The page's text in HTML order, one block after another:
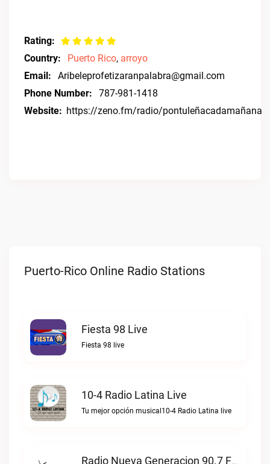
Rating:
Country:
Puerto Rico, arroyo
Email:
Aribeleprofetizaranpalabra@gmail.com
Phone Number:
787-981-1418
Website: https://zeno.fm/radio/pontuleñacadamañana
Puerto-Rico Online Radio Stations
Fiesta 98 Live
Fiesta 98 live
10-4 Radio Latina Live
Tu mejor opción musical10-4 Radio Latina live
Radio Nueva Generacion 90.7 FM Live